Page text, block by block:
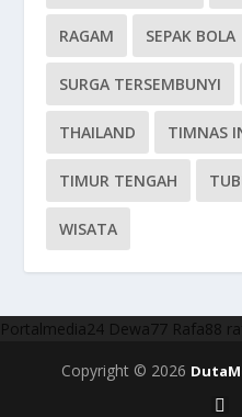
RAGAM SEPAK BOLA
SURGA TERSEMBUNYI
THAILAND TIMNAS
TIMUR TENGAH
WISATA
Portalmedia24 Dewa77 Rafa88
Copyright © 2026